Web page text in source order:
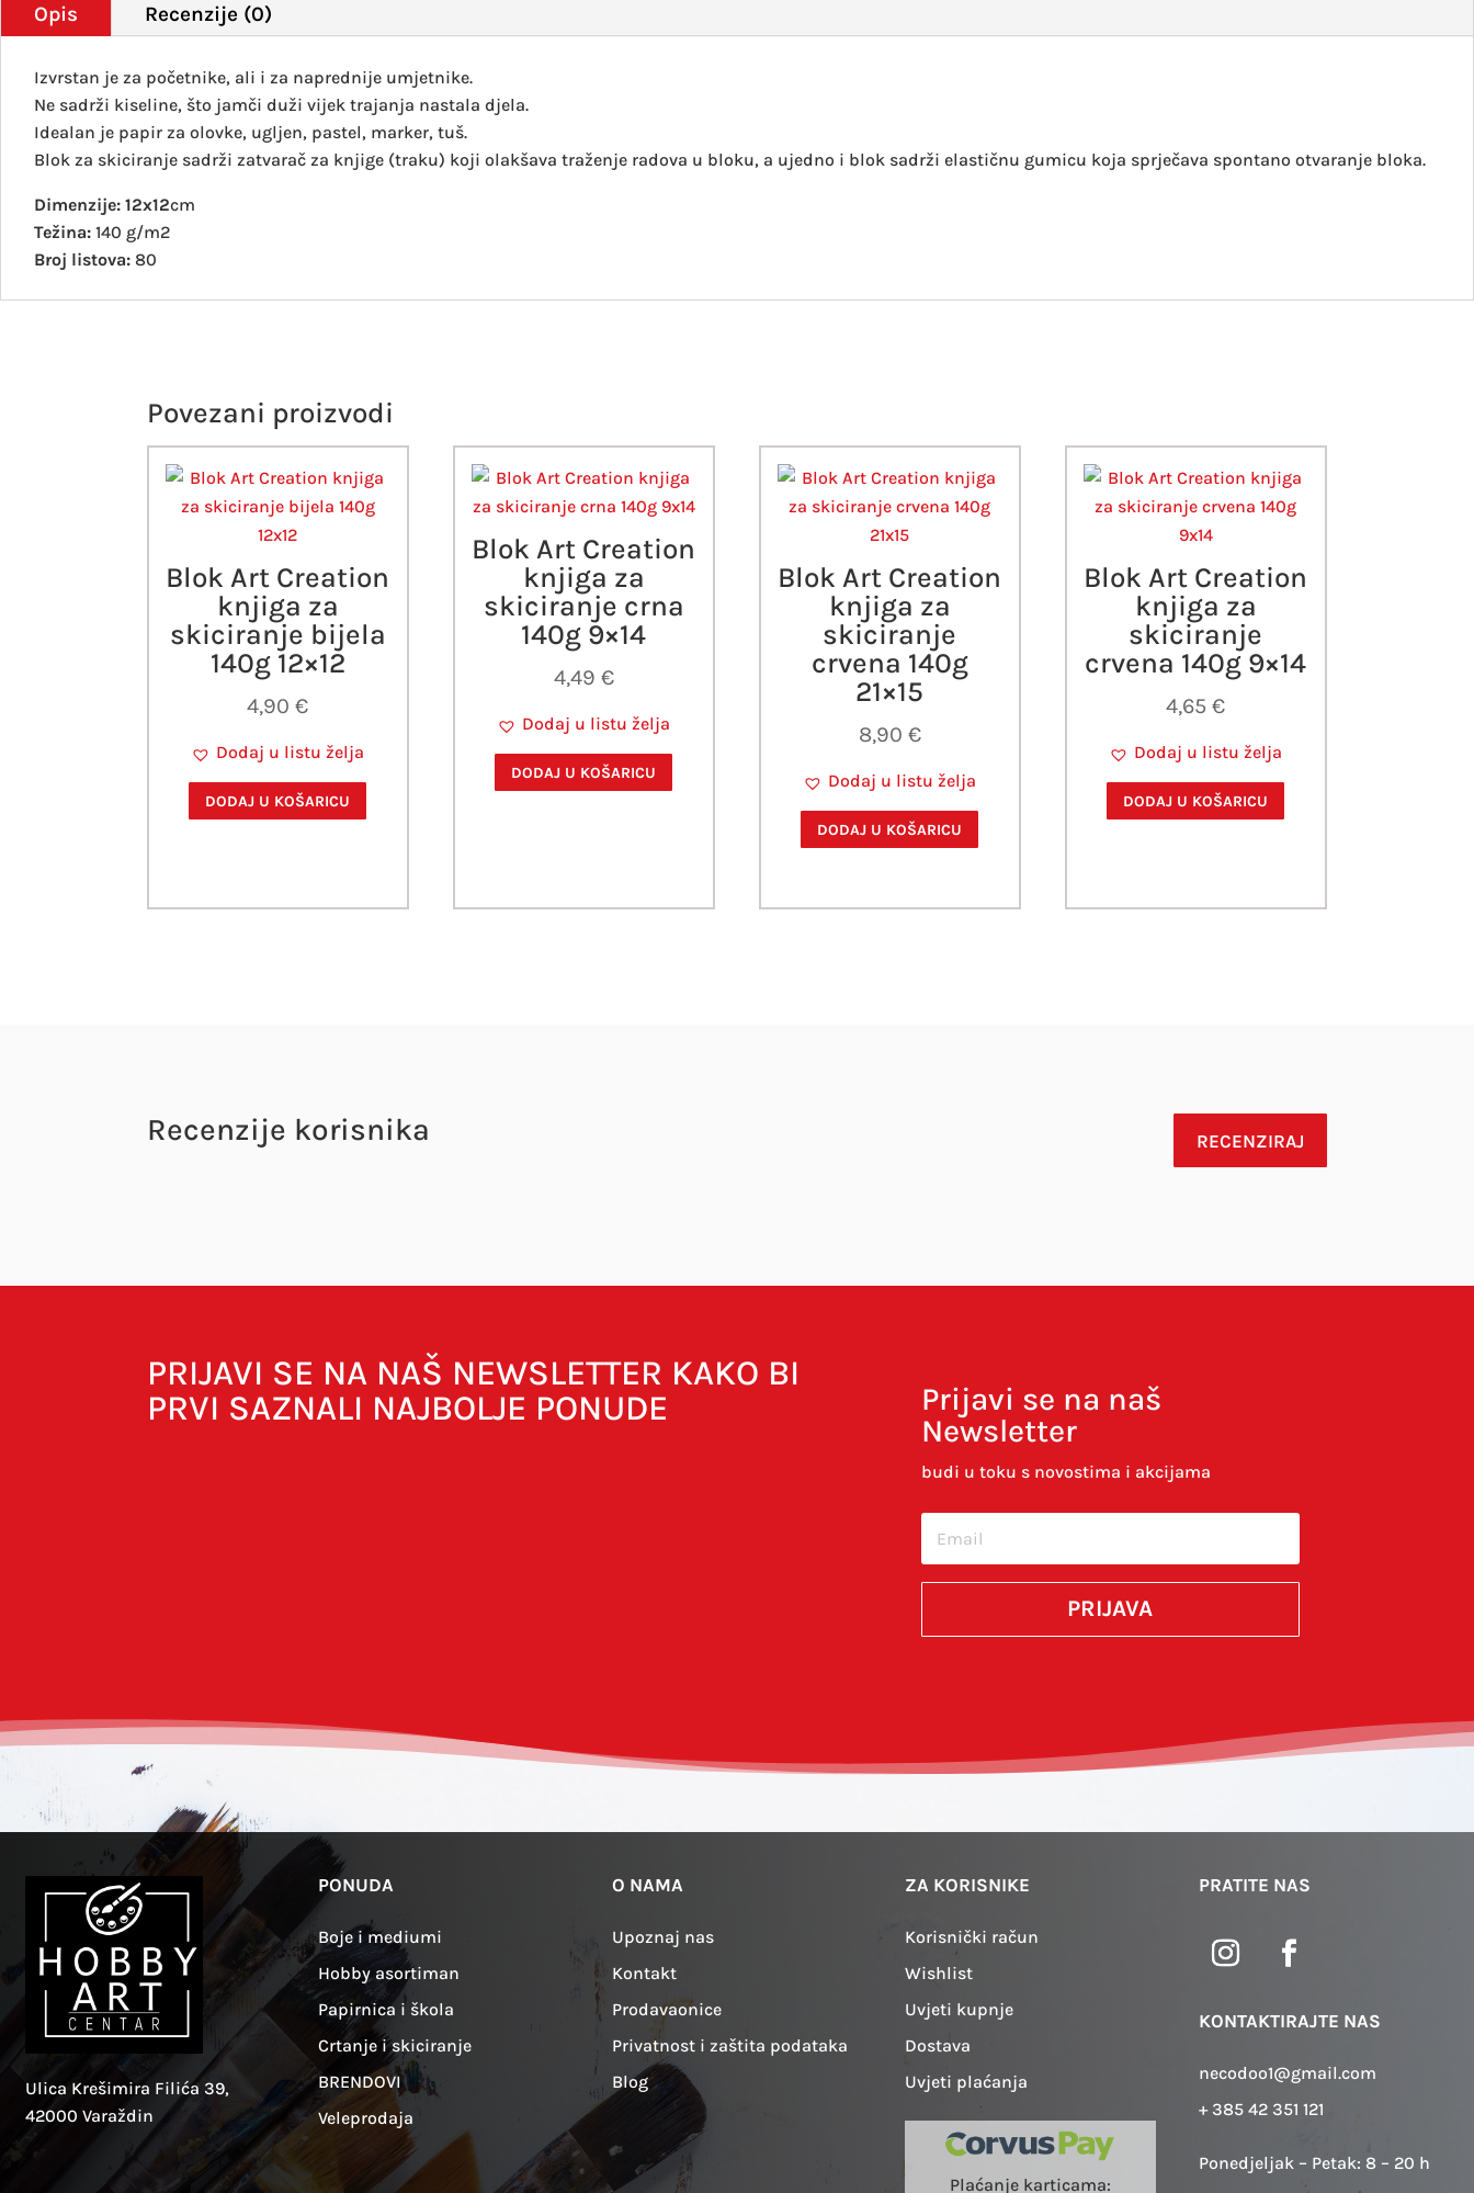
Opis Recenzije (0)
Izvrstan je za početnike, ali i za naprednije umjetnike.
Ne sadrži kiseline, što jamči duži vijek trajanja nastala djela.
Idealan je papir za olovke, ugljen, pastel, marker, tuš.
Blok za skiciranje sadrži zatvarač za knjige (traku) koji olakšava traženje radova u bloku, a ujedno i blok sadrži elastičnu gumicu koja sprječava spontano otvaranje bloka.
Dimenzije: 12x12cm
Težina: 140 g/m2
Broj listova: 80
Povezani proizvodi
Blok Art Creation
knjiga za
skiciranje bijela
140g 12×12
4,90€
Dodaj u listu želja
DODAJ U KOŠARICU
Blok Art Creation
knjiga za
skiciranje crna
140g 9×14
4,49 €
Dodaj u listu želja
DODAJ U KOŠARICU
Blok Art Creation
knjiga za
skiciranje
crvena 140g
21×15
8,90 €
Dodaj u listu želja
DODAJ U KOŠARICU
Blok Art Creation
knjiga za
skiciranje
crvena 140g 9×14
4,65€
Dodaj u listu želja
DODAJ U KOŠARICU
Recenzije korisnika RECENZIRAJ
Spremi moje ime, e-poštu i web-stranicu u ovom internet pregledniku za sljedeći put kada budem komentirao.
PRIJAVI SE NA NAŠ NEWSLETTER KAKO BI
PRVI SAZNALI NAJBOLJE PONUDE
Prijavi se na naš
Newsletter
budi u toku s novostima i akcijama
PRIJAVA
Ulica Krešimira Filića 39,
42000 Varaždin
PONUDA
Boje i mediumi
Hobby asortiman
Papirnica i škola
Crtanje i skiciranje
BRENDOVI
Veleprodaja
O NAMA
Upoznaj nas
Kontakt
Prodavaonice
Privatnost i zaštita podataka
Blog
ZA KORISNIKE
Korisnički račun
Wishlist
Uvjeti kupnje
Dostava
Uvjeti plaćanja
Plaćanje karticama:
PRATITE NAS
KONTAKTIRAJTE NAS
necodoo1@gmail.com
+ 385 42 351 121
Ponedjeljak – Petak: 8 – 20 h